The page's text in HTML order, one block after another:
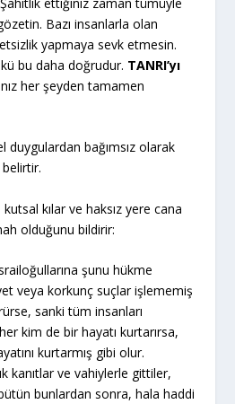
Bazı insanlarla olan
yapmaya sevk etmesin.
bu daha doğrudur. TANRI’yı
her şeyden tamamen
duygulardan bağımsız olarak
kılar ve haksız yere cana
olduğunu bildirir:
şunu hükme
veya korkunç suçlar işlememiş
sanki tüm insanları
kim de bir hayatı kurtarırsa,
kurtarmış gibi olur.
kanıtlar ve vahiylerle gittiler,
bunlardan sonra, hala haddi